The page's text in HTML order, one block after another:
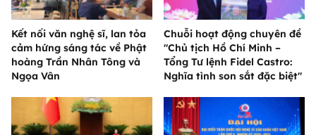
Kết nối văn nghệ sĩ, lan tỏa
cảm hứng sáng tác về Phật
hoàng Trần Nhân Tông và
Ngọa Vân
Chuỗi hoạt động chuyên đề
"Chủ tịch Hồ Chí Minh –
Tổng Tư lệnh Fidel Castro:
Nghĩa tình son sắt đặc biệt"